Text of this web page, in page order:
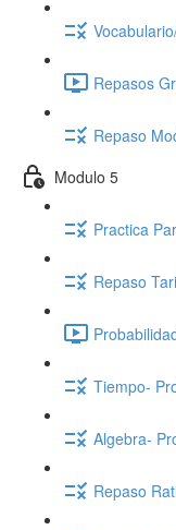
Repasos
Repaso
Modulo 5
Practica
Repaso
Tiempo-
Algebra-
Repaso